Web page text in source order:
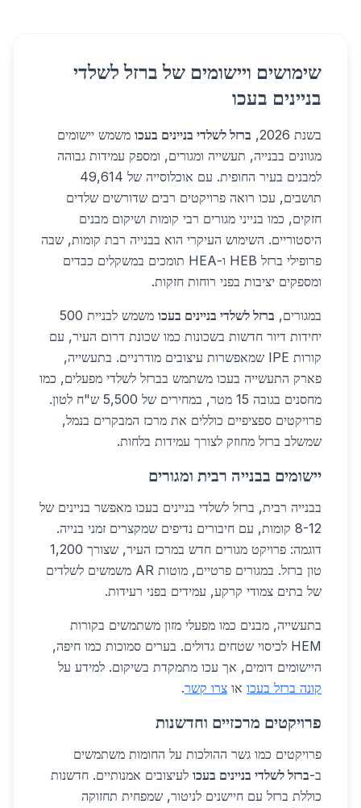
שימושים ויישומים של ברזל לשלדי
בניינים בעכו
בשנת 2026, ברזל לשלדי בניינים בעכו משמש יישומים
מגוונים בבנייה, תעשייה ומגורים, ומספק עמידות גבוהה
למבנים בעיר החופית. עם אוכלוסייה של 49,614
תושבים, עכו רואה פרויקטים רבים שדורשים שלדים
חזקים, כמו בנייני מגורים רבי קומות ושיקום מבנים
היסטוריים. השימוש העיקרי הוא בבנייה רבת קומות, שבה
פרופילי ברזל HEB ו-HEA תומכים במשקלים כבדים
ומספקים יציבות בפני רוחות חזקות.
במגורים, ברזל לשלדי בניינים בעכו
משמש לבניית 500
יחידות דיור חדשות בשכונות כמו שכונת דרום העיר, עם
קורות IPE שמאפשרות עיצובים מודרניים. בתעשייה,
פארק התעשייה בעכו משתמש בברזל לשלדי מפעלים, כמו
מחסנים בגובה 15 מטר, במחירים של 5,500 ש"ח לטון.
פרויקטים ספציפיים כוללים את מרכז המבקרים בנמל,
שמשלב ברזל מחוזק לצורך עמידות בלחות.
יישומים בבנייה רבית ומגורים
בבנייה רבית, ברזל לשלדי בניינים בעכו מאפשר בניינים של
8-12 קומות, עם חיבורים נדיפים שמקצרים זמני בנייה.
דוגמה: פרויקט מגורים חדש במרכז העיר, שצורך 1,200
טון ברזל. במגורים פרטיים, מוטות AR משמשים לשלדים
של בתים צמודי קרקע, עמידים בפני רעידות.
בתעשייה, מבנים כמו מפעלי מזון משתמשים בקורות
HEM לכיסוי שטחים גדולים. בערים סמוכות כמו חיפה,
היישומים דומים, אך עכו מתמקדת בשיקום. למידע על
קונה ברזל בעכו או צרו קשר.
פרויקטים מרכזיים וחדשנות
פרויקטים כמו גשר ההולכות על החומות משתמשים
ב-ברזל לשלדי בניינים בעכו לעיצובים אמנותיים. חדשנות
כוללת ברזל עם חיישנים לניטור, שמפחית תחזוקה